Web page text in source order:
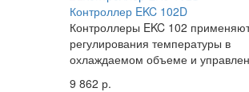
Контроллер EKC 102D
Контроллеры EKC 102
регулирования температуры в
охлаждаемом объеме и
9 862 р.